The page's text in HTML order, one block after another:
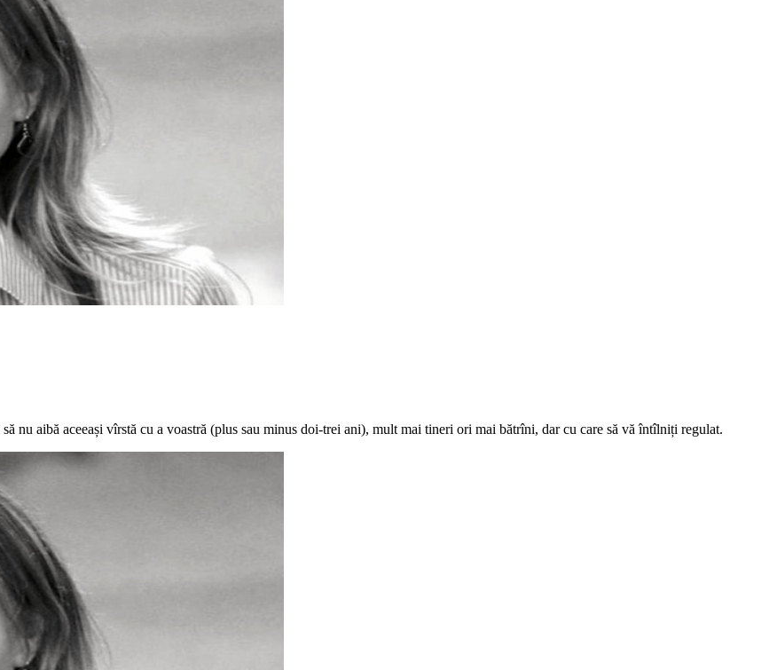
nu aibă aceeași vîrstă cu a voastră (plus sau minus doi-trei ani), mult mai tineri ori mai bătrîni, dar cu care să vă întîlniți regulat.